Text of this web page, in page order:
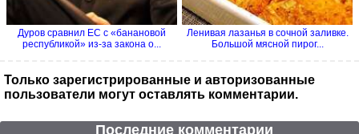
Дуров сравнил ЕС с «банановой
республикой» из-за закона о...
Ленивая лазанья в сочной заливке.
Большой мясной пирог...
Только зарегистрированные и авторизованные
пользователи могут оставлять комментарии.
Последние комментарии